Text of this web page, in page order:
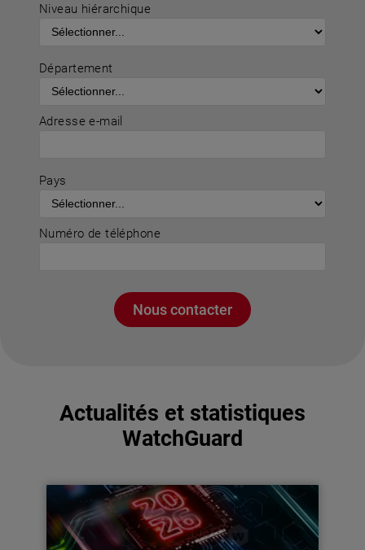
Niveau hiérarchique
Département
Adresse e-mail
Pays
Numéro de téléphone
Nous contacter
Actualités et statistiques
WatchGuard